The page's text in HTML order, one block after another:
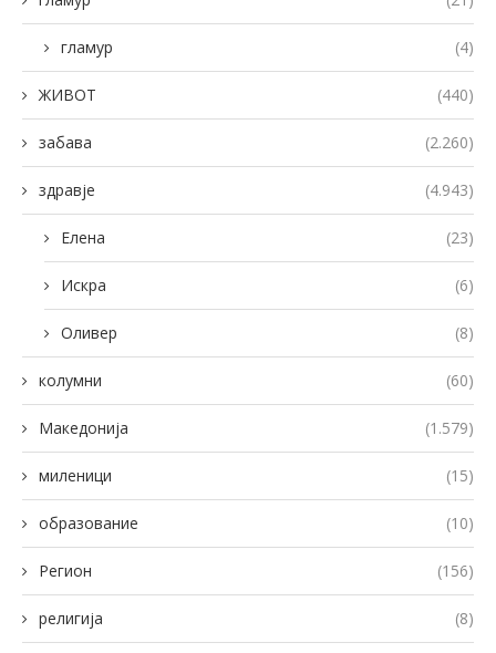
гламур (4)
ЖИВОТ (440)
забава (2.260)
здравје (4.943)
Елена (23)
Искра (6)
Оливер (8)
колумни (60)
Македонија (1.579)
миленици (15)
образование (10)
Регион (156)
религија (8)